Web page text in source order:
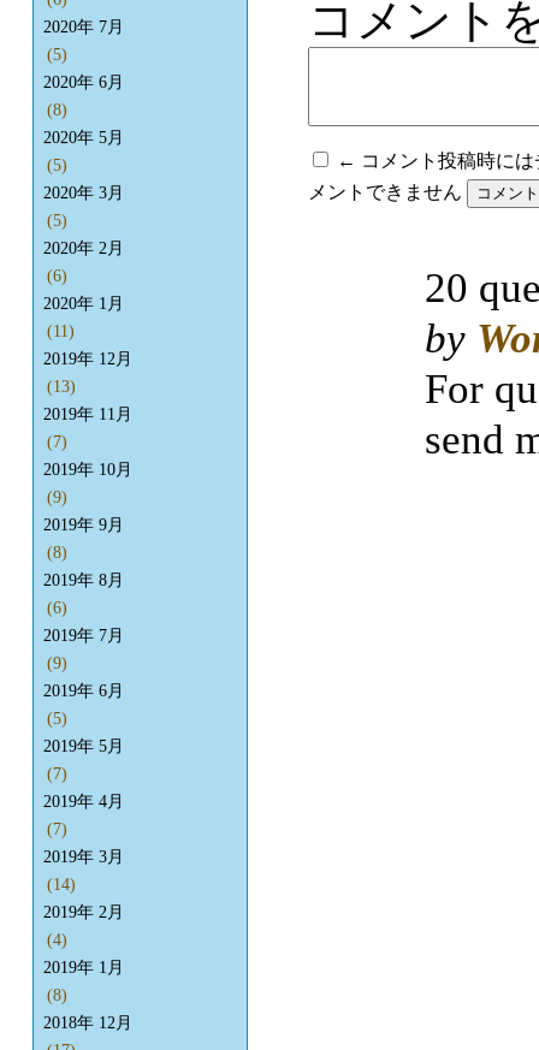
コメント
← コメント投稿時に
メントできません
2020年 7月
(5)
2020年 6月
(8)
2020年 5月
(5)
2020年 3月
(5)
2020年 2月
(6)
2020年 1月
(11)
2019年 12月
(13)
2019年 11月
(7)
2019年 10月
(9)
2019年 9月
(8)
2019年 8月
(6)
2019年 7月
(9)
2019年 6月
(5)
2019年 5月
(7)
2019年 4月
(7)
2019年 3月
(14)
2019年 2月
(4)
2019年 1月
(8)
2018年 12月
20
by
For
send